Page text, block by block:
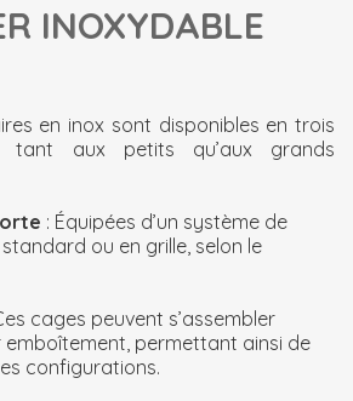
INOXYDABLE
en inox sont disponibles en trois
tant aux petits qu’aux grands
: Équipées d’un système de
ou en grille, selon le
cages peuvent s’assembler
permettant ainsi de
configurations.